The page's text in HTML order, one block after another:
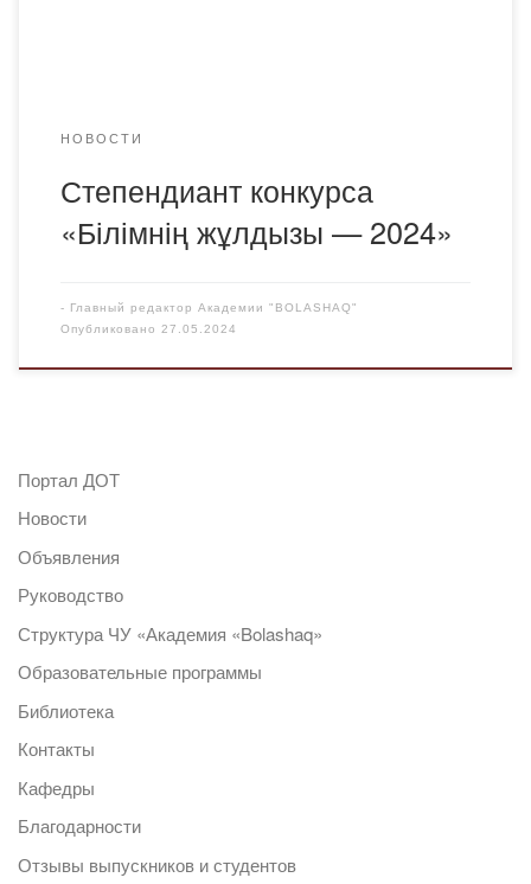
НОВОСТИ
Степендиант конкурса
«Білімнің жұлдызы — 2024»
- Главный редактор Академии "BOLASHAQ"
Опубликовано 27.05.2024
Портал ДОТ
Новости
Объявления
Руководство
Структура ЧУ «Академия «Bolashaq»
Образовательные программы
Библиотека
Контакты
Кафедры
Благодарности
Отзывы выпускников и студентов